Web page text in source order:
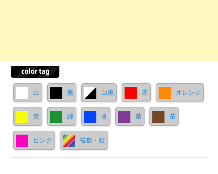
白 黒 白黒 赤 オレンジ
黄 緑 青 紫 茶
ピンク 複数・虹